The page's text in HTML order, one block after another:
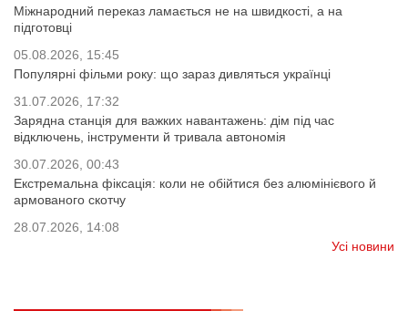
Міжнародний переказ ламається не на швидкості, а на
підготовці
05.08.2026, 15:45
Популярні фільми року: що зараз дивляться українці
31.07.2026, 17:32
Зарядна станція для важких навантажень: дім під час
відключень, інструменти й тривала автономія
30.07.2026, 00:43
Екстремальна фіксація: коли не обійтися без алюмінієвого й
армованого скотчу
28.07.2026, 14:08
Усі новини